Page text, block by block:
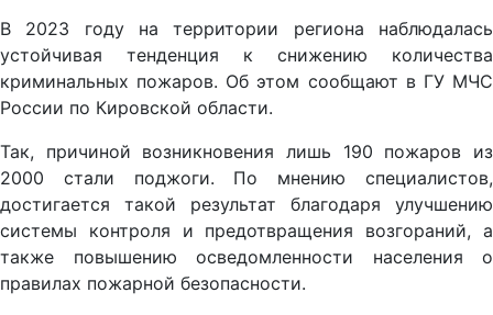
В 2023 году на территории региона наблюдалась
устойчивая тенденция к снижению количества
криминальных пожаров. Об этом сообщают в ГУ МЧС
России по Кировской области.
Так, причиной возникновения лишь 190 пожаров из
2000 стали поджоги. По мнению специалистов,
достигается такой результат благодаря улучшению
системы контроля и предотвращения возгораний, а
также повышению осведомленности населения о
правилах пожарной безопасности.